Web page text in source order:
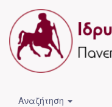
Αναζήτηση